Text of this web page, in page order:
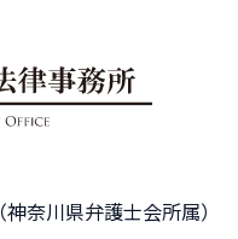
（神奈川県弁護士会所属）